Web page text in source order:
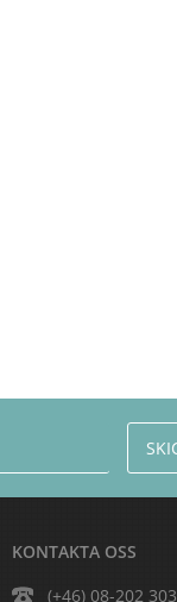
KONTAKTA OSS
(+46) 08-202 303